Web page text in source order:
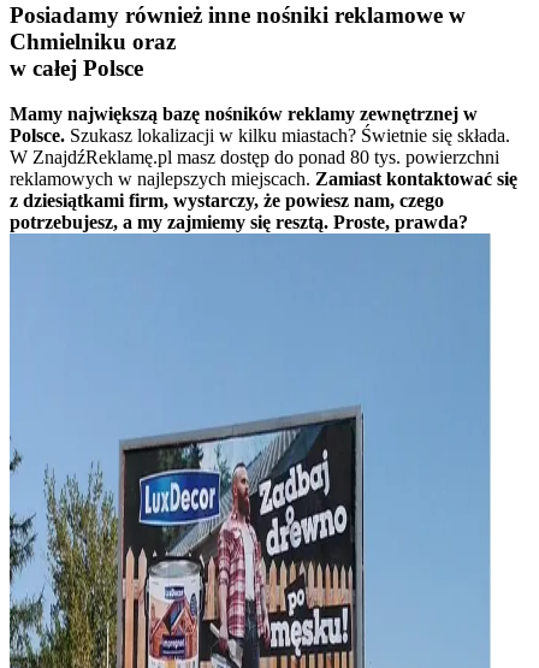
Posiadamy również inne nośniki reklamowe w
Chmielniku oraz
w całej Polsce
Mamy największą bazę nośników reklamy zewnętrznej w
Polsce. Szukasz lokalizacji w kilku miastach? Świetnie się składa.
W ZnajdźReklamę.pl masz dostęp do ponad 80 tys. powierzchni
reklamowych w najlepszych miejscach. Zamiast kontaktować się
z dziesiątkami firm, wystarczy, że powiesz nam, czego
potrzebujesz, a my zajmiemy się resztą. Proste, prawda?